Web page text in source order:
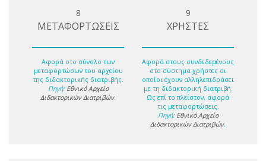
8
ΜΕΤΑΦΟΡΤΩΣΕΙΣ
Αφορά στο σύνολο των
μεταφορτώσων του αρχείου
της διδακτορικής διατριβής.
Πηγή: Εθνικό Αρχείο
Διδακτορικών Διατριβών.
9
ΧΡΗΣΤΕΣ
Αφορά στους συνδεδεμένους
στο σύστημα χρήστες οι
οποίοι έχουν αλληλεπιδράσει
με τη διδακτορική διατριβή.
Ως επί το πλείστον, αφορά
τις μεταφορτώσεις.
Πηγή: Εθνικό Αρχείο
Διδακτορικών Διατριβών.